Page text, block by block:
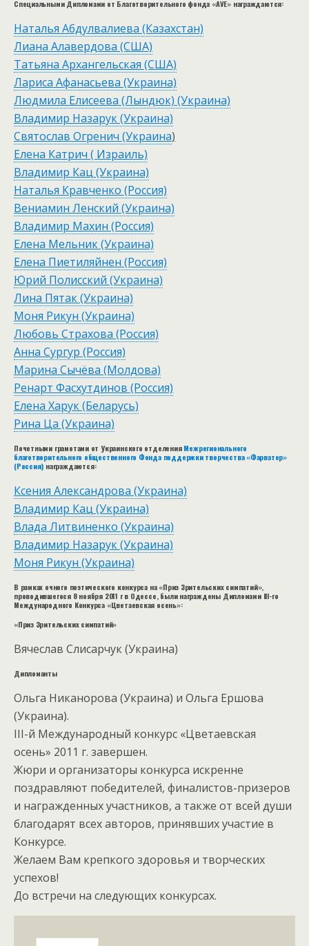
Специальными Дипломами от Благотворительного фонда «AVE» награждаются:
Наталья Абдулвалиева (Казахстан)
Лиана Алавердова (США)
Татьяна Архангельская (США)
Лариса Афанасьева (Украина)
Людмила Елисеева (Лындюк) (Украина)
Владимир Назарук (Украина)
Святослав Огренич (Украина)
Елена Катрич ( Израиль)
Владимир Кац (Украина)
Наталья Кравченко (Россия)
Вениамин Ленский (Украина)
Владимир Махин (Россия)
Елена Мельник (Украина)
Елена Пиетиляйнен (Россия)
Юрий Полисский (Украина)
Лина Пятак (Украина)
Моня Рикун (Украина)
Любовь Страхова (Россия)
Анна Сургур (Россия)
Марина Сычёва (Молдова)
Ренарт Фасхутдинов (Россия)
Елена Харук (Беларусь)
Рина Ца (Украина)
Почетными грамотами от Украинского отделенияМежрегионального
благотворительного общественного Фонда поддержки творчества «Фарватер»
(Россия) награждаются:
Ксения Александрова (Украина)
Владимир Кац (Украина)
Влада Литвиненко (Украина)
Владимир Назарук (Украина)
Моня Рикун (Украина)
В рамках очного поэтического конкурса на «Приз Зрительских симпатий»,
проводившегося 8 ноября 2011 г в Одессе, были награждены Дипломами III-го
Международного Конкурса «Цветаевская осень»:
«Приз Зрительских симпатий»
Вячеслав Слисарчук (Украина)
Дипломанты
Ольга Никанорова (Украина) и Ольга Ершова
(Украина).
III-й Международный конкурс «Цветаевская
осень» 2011 г. завершен.
Жюри и организаторы конкурса искренне
поздравляют победителей, финалистов-призеров
и награжденных участников, а также от всей души
благодарят всех авторов, принявших участие в
Конкурсе.
Желаем Вам крепкого здоровья и творческих
успехов!
До встречи на следующих конкурсах.